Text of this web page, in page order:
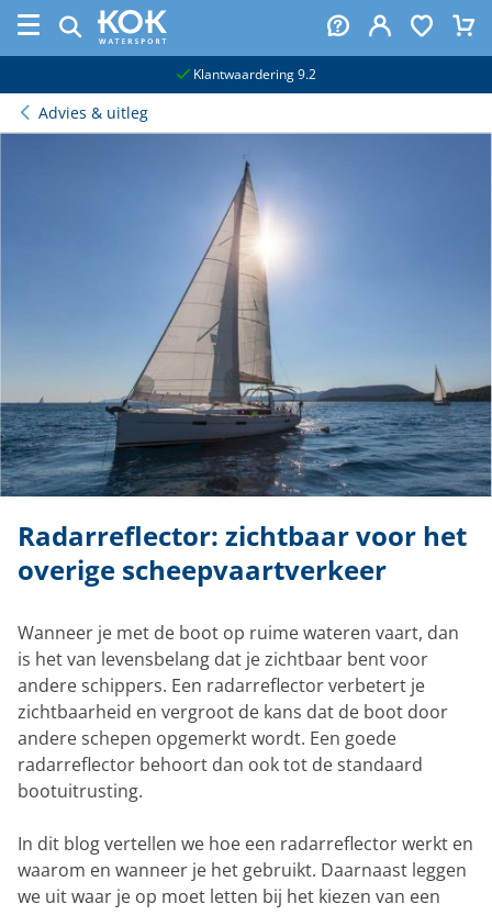
Klantwaardering 9.2
Advies & uitleg
Radarreflector: zichtbaar voor het
overige scheepvaartverkeer
Wanneer je met de boot op ruime wateren vaart, dan
is het van levensbelang dat je zichtbaar bent voor
andere schippers. Een radarreflector verbetert je
zichtbaarheid en vergroot de kans dat de boot door
andere schepen opgemerkt wordt. Een goede
radarreflector behoort dan ook tot de standaard
bootuitrusting.
In dit blog vertellen we hoe een radarreflector werkt en
waarom en wanneer je het gebruikt. Daarnaast leggen
we uit waar je op moet letten bij het kiezen van een